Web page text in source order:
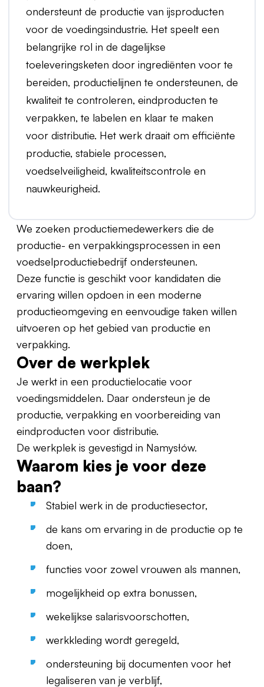
ondersteunt de productie van ijsproducten
voor de voedingsindustrie. Het speelt een
belangrijke rol in de dagelijkse
toeleveringsketen door ingrediënten voor te
bereiden, productielijnen te ondersteunen, de
kwaliteit te controleren, eindproducten te
verpakken, te labelen en klaar te maken
voor distributie. Het werk draait om efficiënte
productie, stabiele processen,
voedselveiligheid, kwaliteitscontrole en
nauwkeurigheid.
We zoeken productiemedewerkers die de
productie- en verpakkingsprocessen in een
voedselproductiebedrijf ondersteunen.
Deze functie is geschikt voor kandidaten die
ervaring willen opdoen in een moderne
productieomgeving en eenvoudige taken willen
uitvoeren op het gebied van productie en
verpakking.
Over de werkplek
Je werkt in een productielocatie voor
voedingsmiddelen. Daar ondersteun je de
productie, verpakking en voorbereiding van
eindproducten voor distributie.
De werkplek is gevestigd in Namysłów.
Waarom kies je voor deze
baan?
Stabiel werk in de productiesector,
de kans om ervaring in de productie op te
doen,
functies voor zowel vrouwen als mannen,
mogelijkheid op extra bonussen,
wekelijkse salarisvoorschotten,
werkkleding wordt geregeld,
ondersteuning bij documenten voor het
legaliseren van je verblijf,